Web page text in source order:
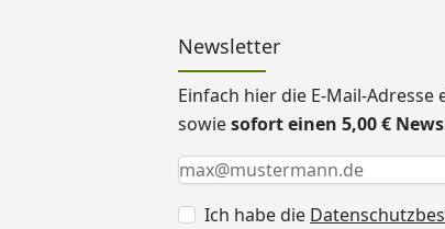
Newsletter
Einfach hier die E-Mail-Adresse
sowiesofort einen 5,00 €
Keine Eingabe erforderlich
Eingabe erforderlich
E-Mail *
Ich habe die